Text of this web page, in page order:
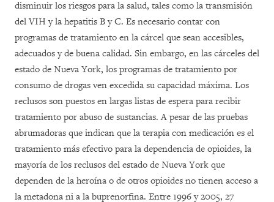
disminuir los riesgos para la salud, tales como la transmisión
del VIH y la hepatitis B y C. Es necesario contar con
programas de tratamiento en la cárcel que sean accesibles,
adecuados y de buena calidad. Sin embargo, en las cárceles del
estado de Nueva York, los programas de tratamiento por
consumo de drogas ven excedida su capacidad máxima. Los
reclusos son puestos en largas listas de espera para recibir
tratamiento por abuso de sustancias. A pesar de las pruebas
abrumadoras que indican que la terapia con medicación es el
tratamiento más efectivo para la dependencia de opioides, la
mayoría de los reclusos del estado de Nueva York que
dependen de la heroína o de otros opioides no tienen acceso a
la metadona ni a la buprenorfina. Entre 1996 y 2005, 27